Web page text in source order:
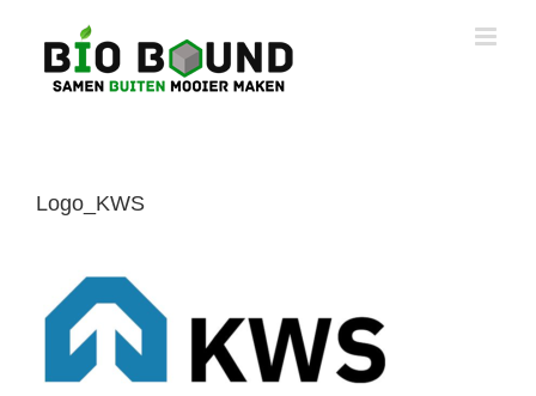
inhoud
Logo_KWS